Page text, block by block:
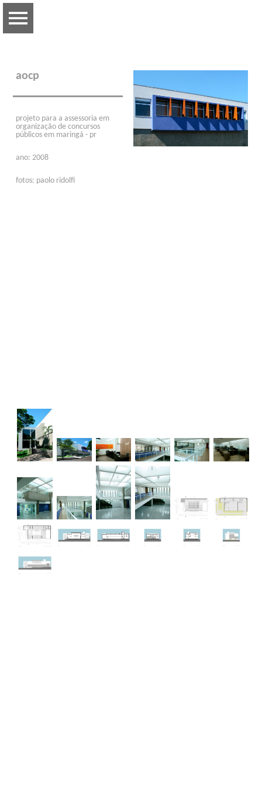
aocp
projeto para a assessoria em
organização de concursos
públicos em maringá - pr
ano: 2008
fotos: paolo ridolfi